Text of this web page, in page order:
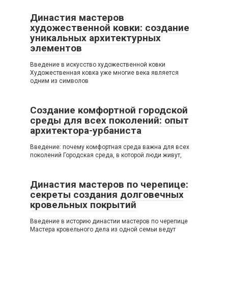
Династия мастеров
художественной ковки: создание
уникальных архитектурных
элементов
Введение в искусство художественной ковки
Художественная ковка уже многие века является
одним из символов
Создание комфортной городской
среды для всех поколений: опыт
архитектора-урбаниста
Введение: почему комфортная среда важна для всех
поколений Городская среда, в которой люди живут,
Династия мастеров по черепице:
секреты создания долговечных
кровельных покрытий
Введение в историю династии мастеров по черепице
Мастера кровельного дела из одной семьи ведут